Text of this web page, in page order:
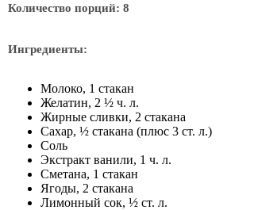
Количество порций: 8
Ингредиенты:
Молоко, 1 стакан
Желатин, 2 ½ ч. л.
Жирные сливки, 2 стакана
Сахар, ½ стакана (плюс 3 ст. л.)
Соль
Экстракт ванили, 1 ч. л.
Сметана, 1 стакан
Ягоды, 2 стакана
Лимонный сок, ½ ст. л.